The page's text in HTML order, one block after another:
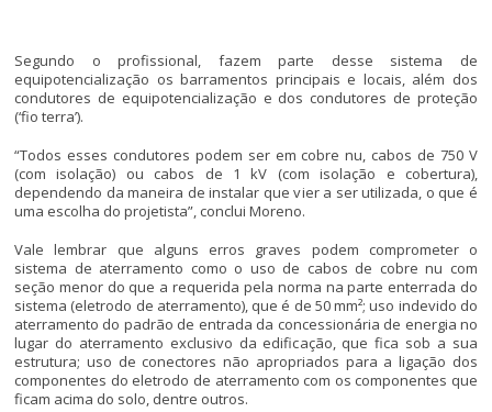
Segundo o profissional, fazem parte desse sistema de
equipotencialização os barramentos principais e locais, além dos
condutores de equipotencialização e dos condutores de proteção
(‘fio terra’).
“Todos esses condutores podem ser em cobre nu, cabos de 750 V
(com isolação) ou cabos de 1 kV (com isolação e cobertura),
dependendo da maneira de instalar que vier a ser utilizada, o que é
uma escolha do projetista”, conclui Moreno.
Vale lembrar que alguns erros graves podem comprometer o
sistema de aterramento como o uso de cabos de cobre nu com
seção menor do que a requerida pela norma na parte enterrada do
sistema (eletrodo de aterramento), que é de 50 mm²; uso indevido do
aterramento do padrão de entrada da concessionária de energia no
lugar do aterramento exclusivo da edificação, que fica sob a sua
estrutura; uso de conectores não apropriados para a ligação dos
componentes do eletrodo de aterramento com os componentes que
ficam acima do solo, dentre outros.